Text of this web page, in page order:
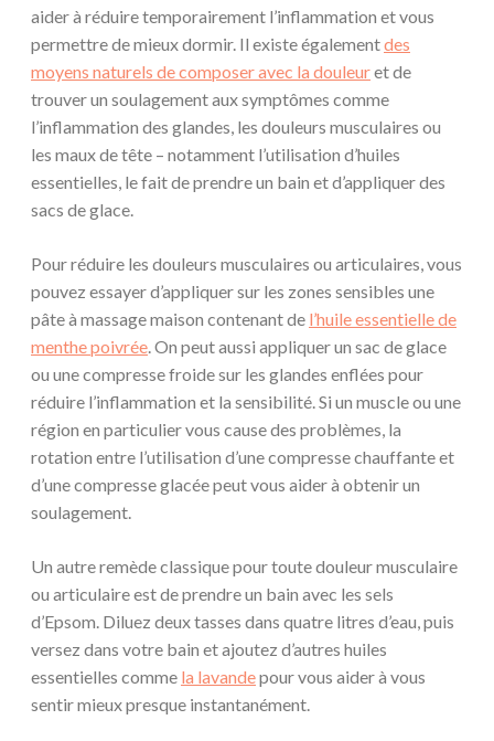
aider à réduire temporairement l’inflammation et vous
permettre de mieux dormir. Il existe égalementdes
moyens naturels de composer avec la douleuret de
trouver un soulagement aux symptômes comme
l’inflammation des glandes, les douleurs musculaires ou
les maux de tête – notamment l’utilisation d’huiles
essentielles, le fait de prendre un bain et d’appliquer des
sacs de glace.
Pour réduire les douleurs musculaires ou articulaires, vous
pouvez essayer d’appliquer sur les zones sensibles une
pâte à massage maison contenant de l’huile essentielle de
menthe poivrée. On peut aussi appliquer un sac de glace
ou une compresse froide sur les glandes enflées pour
réduire l’inflammation et la sensibilité. Si un muscle ou une
région en particulier vous cause des problèmes, la
rotation entre l’utilisation d’une compresse chauffante et
d’une compresse glacée peut vous aider à obtenir un
soulagement.
Un autre remède classique pour toute douleur musculaire
ou articulaire est de prendre un bain avec les sels
d’Epsom. Diluez deux tasses dans quatre litres d’eau, puis
versez dans votre bain et ajoutez d’autres huiles
essentielles comme la lavandepour vous aider à vous
sentir mieux presque instantanément.